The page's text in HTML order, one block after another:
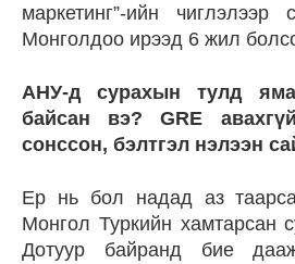
маркетинг”-ийн чиглэлээр
Монголдоо ирээд 6 жил
АНУ-д сурахын тулд
байсан вэ? GRE
сонссон, бэлтгэл нэлээн
Ер нь бол надад аз
Монгол Туркийн хамтарсан
Дотуур байранд бие